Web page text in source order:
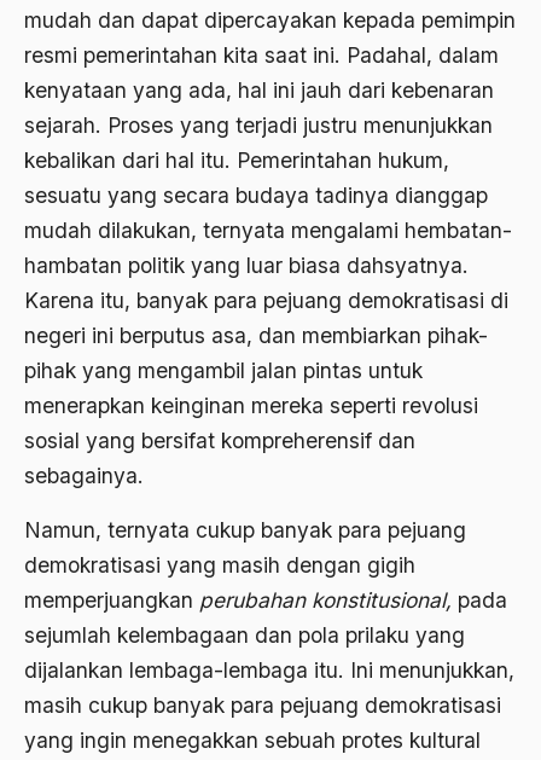
mudah dan dapat dipercayakan kepada pemimpin
resmi pemerintahan kita saat ini. Padahal, dalam
kenyataan yang ada, hal ini jauh dari kebenaran
sejarah. Proses yang terjadi justru menunjukkan
kebalikan dari hal itu. Pemerintahan hukum,
sesuatu yang secara budaya tadinya dianggap
mudah dilakukan, ternyata mengalami hembatan-
hambatan politik yang luar biasa dahsyatnya.
Karena itu, banyak para pejuang demokratisasi di
negeri ini berputus asa, dan membiarkan pihak-
pihak yang mengambil jalan pintas untuk
menerapkan keinginan mereka seperti revolusi
sosial yang bersifat kompreherensif dan
sebagainya.
Namun, ternyata cukup banyak para pejuang
demokratisasi yang masih dengan gigih
memperjuangkan perubahan konstitusional, pada
sejumlah kelembagaan dan pola prilaku yang
dijalankan lembaga-lembaga itu. Ini menunjukkan,
masih cukup banyak para pejuang demokratisasi
yang ingin menegakkan sebuah protes kultural
1987
1986
1985
1984
1983
1982
1980
1979
1975
1974
1972
Adat Siri
Adi Sasono
Adil dan Makmur
Adipati Unus
Administrasi Negara
Adnan Buyung Nasution
Adu Pinalti
Advisors
Aera-Europa
Afganistan
Afrika
Afrika utara
agama
Agama & Negara
Agama Asli